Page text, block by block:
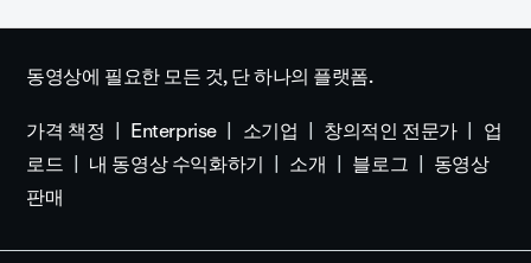
동영상에 필요한 모든 것, 단 하나의 플랫폼.
가격 책정
Enterprise 소기업 창의적인 전문가
업
로드
내 동영상 수익화하기 소개 블로그
동영상
판매